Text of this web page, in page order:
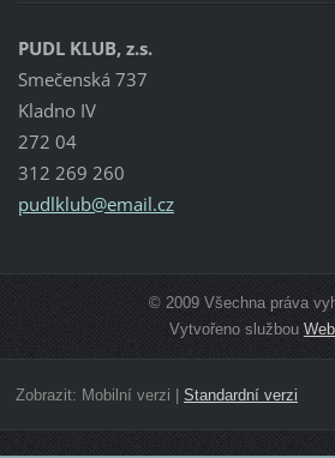
PUDL KLUB, z.s.
Smečenská 737
Kladno IV
272 04
312 269 260
pudlklub@email.cz
© 2009 Všechna práva
Vytvořeno službou
Zobrazit: Mobilní verzi Standardní verzi